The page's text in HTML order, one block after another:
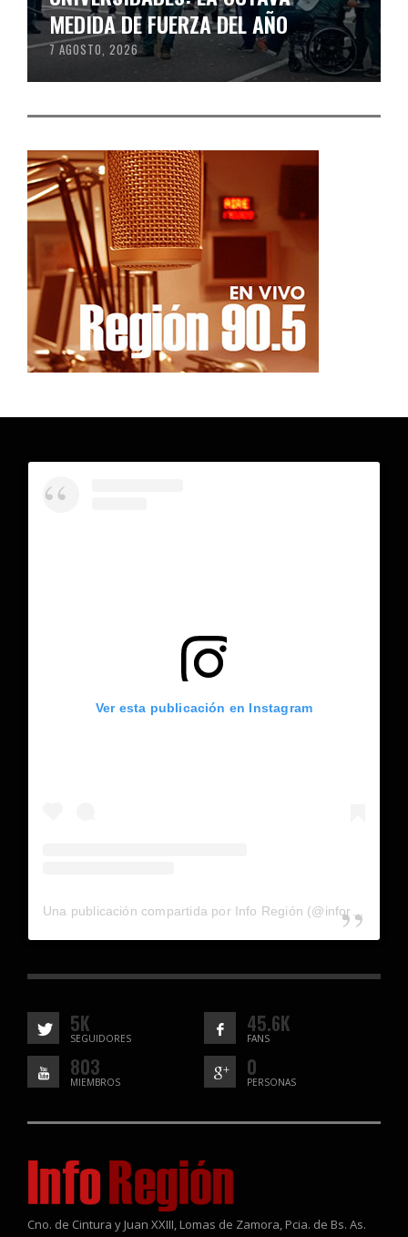
MEDIDA DE FUERZA DEL AÑO
7 AGOSTO, 2026
Ver esta publicación en Instagram
5K
SEGUIDORES
45.6K
FANS
803
MIEMBROS
0
PERSONAS
Cno. de Cintura y Juan XXIII, Lomas de Zamora, Pcia. de Bs. As.